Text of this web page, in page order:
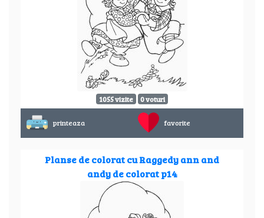
1055 vizite 0 voturi
printeaza favorite
Planse de colorat cu Raggedy ann and
andy de colorat p14